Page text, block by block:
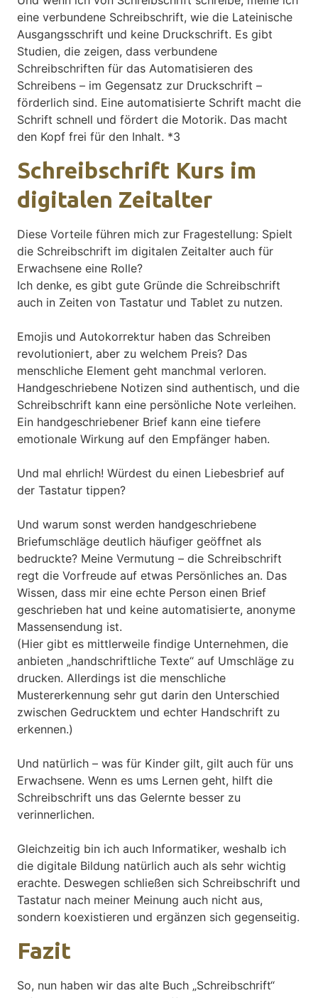
eine verbundene Schreibschrift, wie die Lateinische
Ausgangsschrift und keine Druckschrift. Es gibt
Studien, die zeigen, dass verbundene
Schreibschriften für das Automatisieren des
Schreibens – im Gegensatz zur Druckschrift –
förderlich sind. Eine automatisierte Schrift macht die
Schrift schnell und fördert die Motorik. Das macht
den Kopf frei für den Inhalt. *3
Schreibschrift Kurs im
digitalen Zeitalter
Diese Vorteile führen mich zur Fragestellung: Spielt
die Schreibschrift im digitalen Zeitalter auch für
Erwachsene eine Rolle?
Ich denke, es gibt gute Gründe die Schreibschrift
auch in Zeiten von Tastatur und Tablet zu nutzen.
Emojis und Autokorrektur haben das Schreiben
revolutioniert, aber zu welchem Preis? Das
menschliche Element geht manchmal verloren.
Handgeschriebene Notizen sind authentisch, und die
Schreibschrift kann eine persönliche Note verleihen.
Ein handgeschriebener Brief kann eine tiefere
emotionale Wirkung auf den Empfänger haben.
Und mal ehrlich! Würdest du einen Liebesbrief auf
der Tastatur tippen?
Und warum sonst werden handgeschriebene
Briefumschläge deutlich häufiger geöffnet als
bedruckte? Meine Vermutung – die Schreibschrift
regt die Vorfreude auf etwas Persönliches an. Das
Wissen, dass mir eine echte Person einen Brief
geschrieben hat und keine automatisierte, anonyme
Massensendung ist.
(Hier gibt es mittlerweile findige Unternehmen, die
anbieten „handschriftliche Texte“ auf Umschläge zu
drucken. Allerdings ist die menschliche
Mustererkennung sehr gut darin den Unterschied
zwischen Gedrucktem und echter Handschrift zu
erkennen.)
Und natürlich – was für Kinder gilt, gilt auch für uns
Erwachsene. Wenn es ums Lernen geht, hilft die
Schreibschrift uns das Gelernte besser zu
verinnerlichen.
Gleichzeitig bin ich auch Informatiker, weshalb ich
die digitale Bildung natürlich auch als sehr wichtig
erachte. Deswegen schließen sich Schreibschrift und
Tastatur nach meiner Meinung auch nicht aus,
sondern koexistieren und ergänzen sich gegenseitig.
Fazit
So, nun haben wir das alte Buch „Schreibschrift“